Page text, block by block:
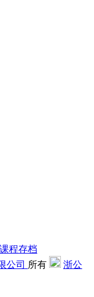
课程存档
公司 所有
浙公